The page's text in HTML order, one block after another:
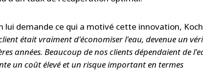
lui demande ce qui a motivé cette innovation,
était vraiment d'économiser l'eau, devenue un
années. Beaucoup de nos clients dépendaient de
un coût élevé et un risque important en termes